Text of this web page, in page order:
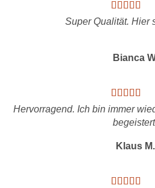
Super Qualität. Hier
Bianca
Hervorragend. Ich bin immer
Klaus M.